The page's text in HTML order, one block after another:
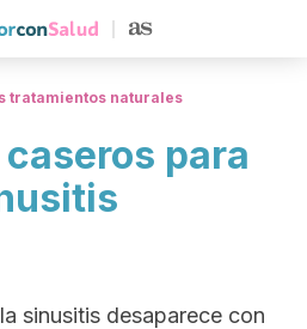
tratamientos naturales
para
sinusitis desaparece con